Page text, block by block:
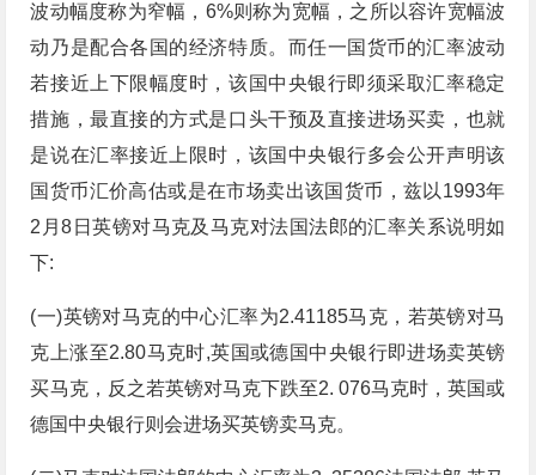
波动幅度称为窄幅，6%则称为宽幅，之所以容许宽幅波
动乃是配合各国的经济特质。而任一国货币的汇率波动
若接近上下限幅度时，该国中央银行即须采取汇率稳定
措施，最直接的方式是口头干预及直接进场买卖，也就
是说在汇率接近上限时，该国中央银行多会公开声明该
国货币汇价高估或是在市场卖出该国货币，兹以1993年
2月8日英镑对马克及马克对法国法郎的汇率关系说明如
下:
(一)英镑对马克的中心汇率为2.41185马克，若英镑对马
克上涨至2.80马克时,英国或德国中央银行即进场卖英镑
买马克，反之若英镑对马克下跌至2. 076马克时，英国或
德国中央银行则会进场买英镑卖马克。